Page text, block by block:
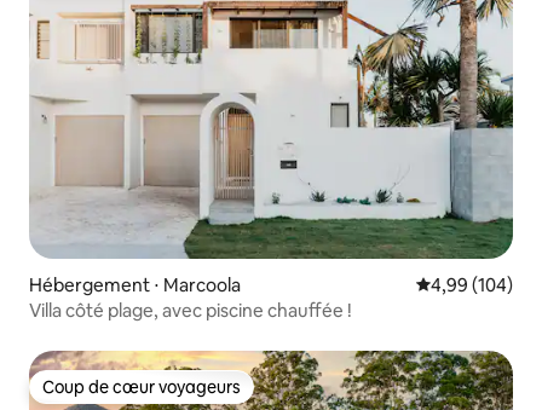
Hébergement ⋅ Marcoola Évaluation
4,99 (104)
Villa côté plage, avec piscine chauffée !
Coup de cœur voyageurs
Coup de cœur voyageurs